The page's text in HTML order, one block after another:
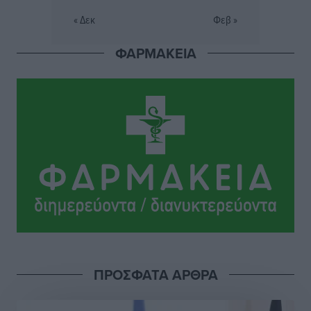
Εθνικός Αρχίπολης: Μεγάλο βήμα προόδου η ίδρυση
πριν 9 ώρες
ΠΑΜΕ ΣΤΟΙΧΗΜΑ: Περισσότερα από 95 εκατομμύρια
ευρώ σε κέρδη μοίρασε τον Ιούλιο
Αθλητικά• πριν 9 ώρες
Ολοκλήρωση του έργου αναβάθμισης των
Γ.Σ. Διαγόρας: Στα «κυανέρυθρα» ο Janni Pembe
« Δεκ Φεβ »
ΦΑΡΜΑΚΕΙΑ
ΠΡΟΣΦΑΤΑ ΑΡΘΡΑ